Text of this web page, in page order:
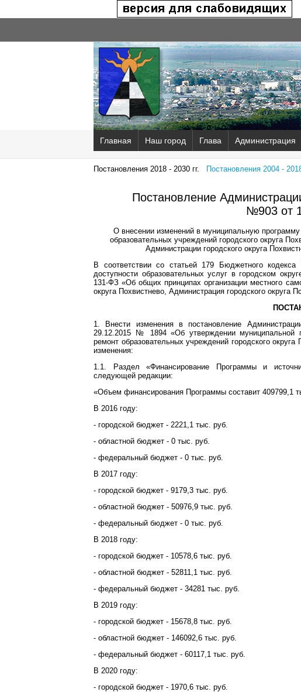
Главная Наш город Глава Администрация
Постановления 2018 - 2030 гг. Постановления 2004 -
Постановление
№903 от
О внесении изменений в муниципальную
образовательных учреждений городского округа
Администрации городского округа
В соответствии со статьей 179 Бюджетного
доступности образовательных услуг в городском
131-ФЗ «Об общих принципах организации местного
округа Похвистнево, Администрация городского округа
1. Внести изменения в постановление
29.12.2015 № 1894 «Об утверждении муниципальной
ремонт образовательных учреждений городского
изменения:
1.1. Раздел «Финансирование Программы и
следующей редакции:
«Объем финансирования Программы составит 409799,1
В 2016 году:
- городской бюджет - 2221,1 тыс. руб.
- областной бюджет - 0 тыс. руб.
- федеральный бюджет - 0 тыс. руб.
В 2017 году:
- городской бюджет - 9179,3 тыс. руб.
- областной бюджет - 50976,9 тыс. руб.
- федеральный бюджет - 0 тыс. руб.
В 2018 году:
- городской бюджет - 10578,6 тыс. руб.
- областной бюджет - 52811,1 тыс. руб.
- федеральный бюджет - 34281 тыс. руб.
В 2019 году:
- городской бюджет - 15678,8 тыс. руб.
- областной бюджет - 146092,6 тыс. руб.
- федеральный бюджет - 60117,1 тыс. руб.
В 2020 году:
- городской бюджет - 1970,6 тыс. руб.